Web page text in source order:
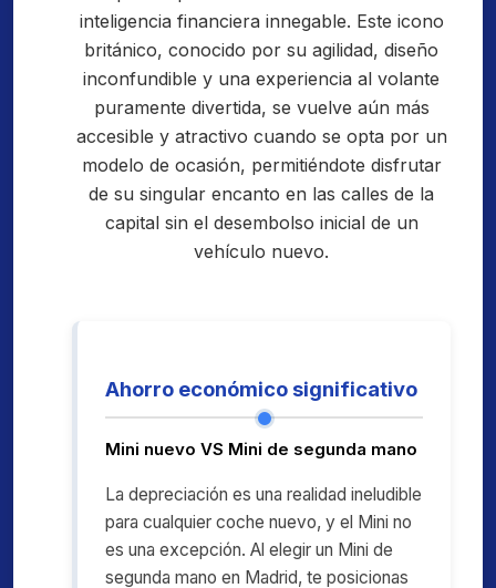
inteligencia financiera innegable. Este icono
británico, conocido por su agilidad, diseño
inconfundible y una experiencia al volante
puramente divertida, se vuelve aún más
accesible y atractivo cuando se opta por un
modelo de ocasión, permitiéndote disfrutar
de su singular encanto en las calles de la
capital sin el desembolso inicial de un
vehículo nuevo.
Ahorro económico significativo
Mini nuevo VS Mini de segunda mano
La depreciación es una realidad ineludible
para cualquier coche nuevo, y el Mini no
es una excepción. Al elegir un Mini de
segunda mano en Madrid, te posicionas